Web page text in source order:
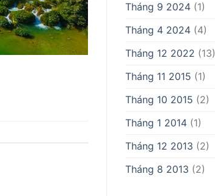
Tháng 9 2024 (1)
Tháng 4 2024 (4)
Tháng 12 2022 (13)
Tháng 11 2015 (1)
Tháng 10 2015 (2)
Tháng 1 2014 (1)
Tháng 12 2013 (2)
Tháng 8 2013 (2)